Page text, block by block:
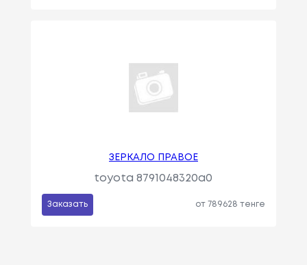
ЗЕРКАЛО ПРАВОЕ
toyota 8791048320a0
Заказать от 789628 тенге